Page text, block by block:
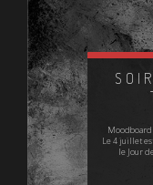
Le 4 juillet
le Jour